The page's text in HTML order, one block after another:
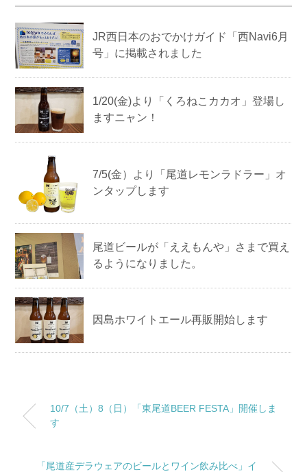
JR西日本のおでかけガイド「西Navi6月
号」に掲載されました
1/20(金)より「くろねこカカオ」登場し
ますニャン！
7/5(金）より「尾道レモンラドラー」オ
ンタップします
尾道ビールが「ええもんや」さまで買え
るようになりました。
因島ホワイトエール再販開始します
10/7（土）8（日）「東尾道BEER FESTA」開催しま
す
「尾道産デラウェアのビールとワイン飲み比べ」イ